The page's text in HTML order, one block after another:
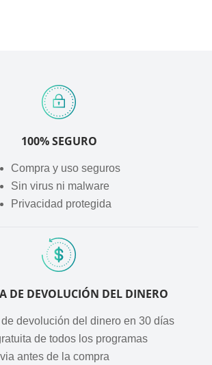
100% SEGURO
Compra y uso seguros
Sin virus ni malware
Privacidad protegida
DE DEVOLUCIÓN DEL DINERO
devolución del dinero en 30 días
de todos los programas
antes de la compra